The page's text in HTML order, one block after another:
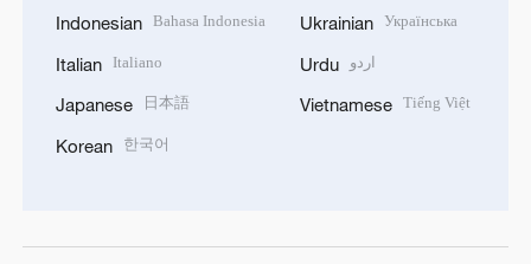
Indonesian Bahasa Indonesia
Italian Italiano
Japanese 日本語
Korean 한국어
Ukrainian Українська
Urdu اردو
Vietnamese Tiếng Việt